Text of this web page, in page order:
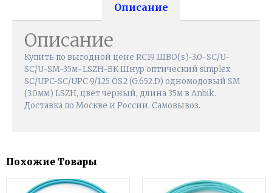
Описание
Описание
Купить по выгодной цене RC19 ШВО(s)-3.0-SC/U-
SC/U-SM-35м-LSZH-BK Шнур оптический simplex
SC/UPC-SC/UPC 9/125 OS2 (G.652.D) одномодовый SM
(3.0мм) LSZH, цвет черный, длина 35м в Anbik.
Доставка по Москве и России. Самовывоз.
Похожие Товары